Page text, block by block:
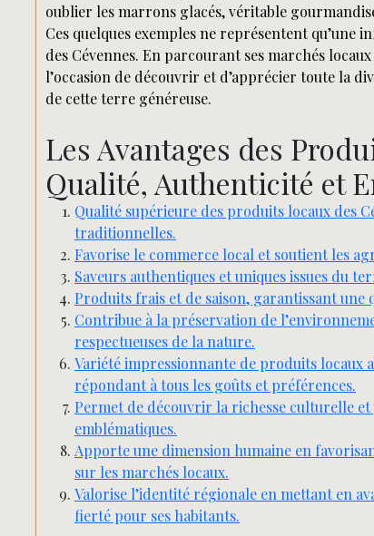
oublier les marrons glacés, véritable
Ces quelques exemples ne représentent
des Cévennes. En parcourant ses marchés
l’occasion de découvrir et d’apprécier toute la
de cette terre généreuse.
Les Avantages des
Qualité, Authenticité et
Qualité supérieure des produits locaux des
traditionnelles.
Favorise le commerce local et soutient les
Saveurs authentiques et uniques issues du
Produits frais et de saison, garantissant
Contribue à la préservation de
respectueuses de la nature.
Variété impressionnante de produits locaux
répondant à tous les goûts et préférences.
Permet de découvrir la richesse culturelle
emblématiques.
Apporte une dimension humaine en
sur les marchés locaux.
Valorise l’identité régionale en mettant en
fierté pour ses habitants.